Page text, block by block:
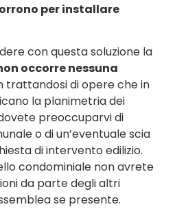
per installare
con questa soluzione la
occorre nessuna
trattandosi di opere che in
la planimetria dei
preoccuparvi di
o di un’eventuale scia
di intervento edilizio.
condominiale non avrete
da parte degli altri
se presente.